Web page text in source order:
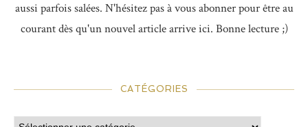
aussi parfois salées. N'hésitez pas à vous abonner pour être au
courant dès qu'un nouvel article arrive ici. Bonne lecture ;)
CATÉGORIES